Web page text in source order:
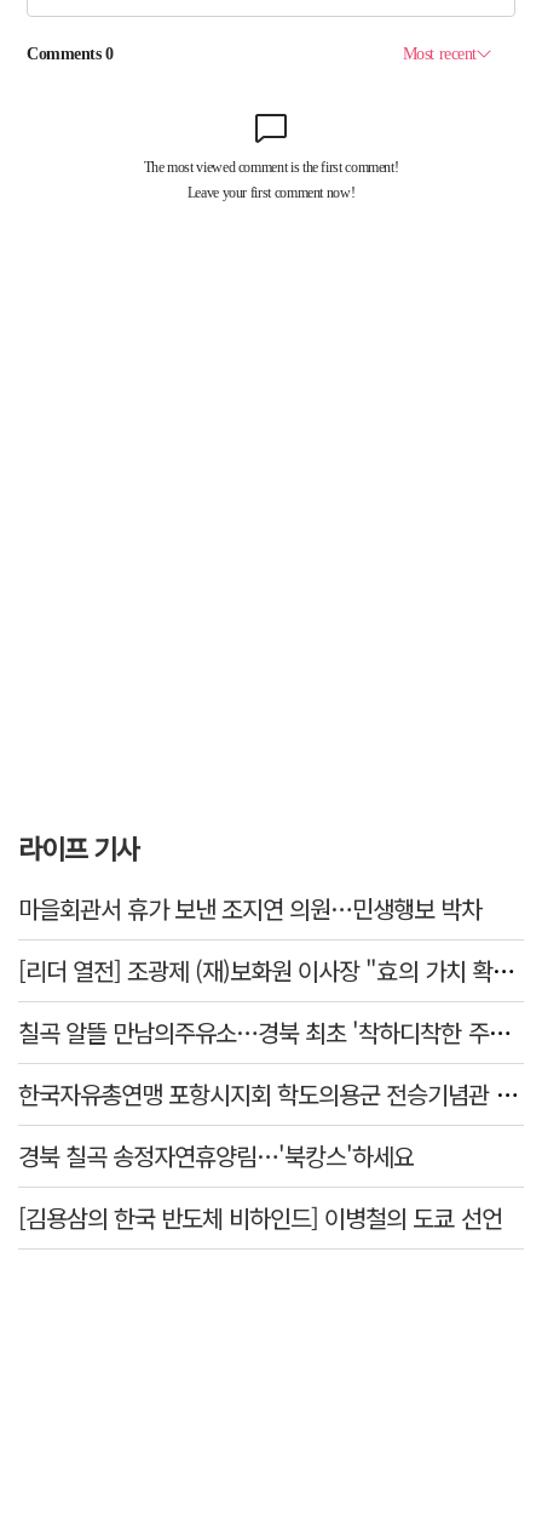
라이프 기사
마을회관서 휴가 보낸 조지연 의원…민생행보 박차
[리더 열전] 조광제 (재)보화원 이사장 "효의 가치 확산 위해 젊은층 참여 이끌어낼 것"
칠곡 알뜰 만남의주유소…경북 최초 '착하디착한 주유소' 선정
한국자유총연맹 포항시지회 학도의용군 전승기념관 방문
경북 칠곡 송정자연휴양림…'북캉스'하세요
[김용삼의 한국 반도체 비하인드] 이병철의 도쿄 선언